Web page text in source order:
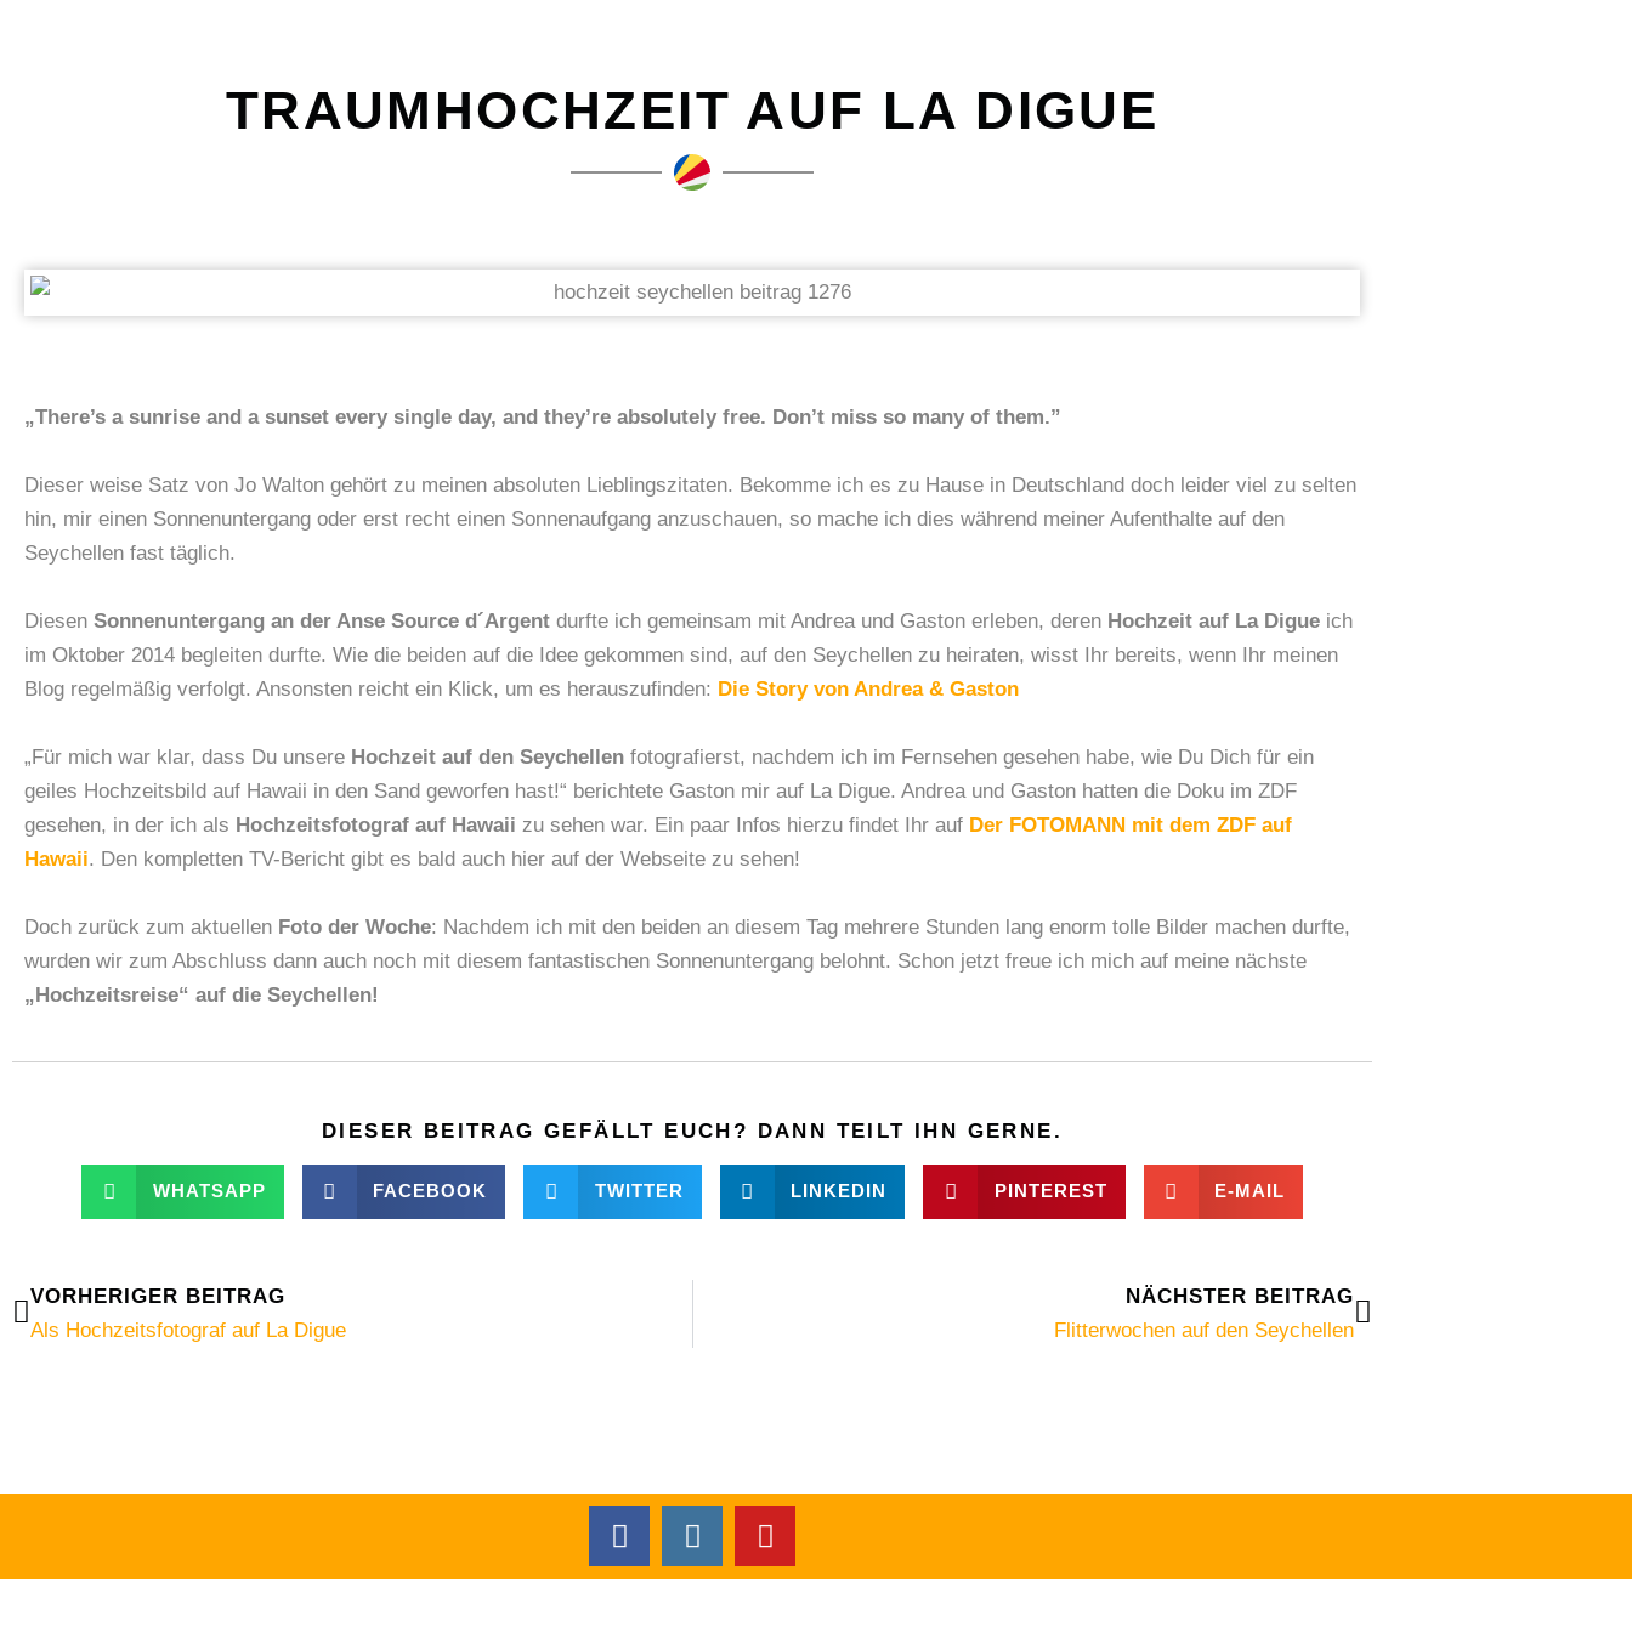
TRAUMHOCHZEIT AUF LA DIGUE
„There’s a sunrise and a sunset every single day, and they’re absolutely free. Don’t miss so many of them.”
Dieser weise Satz von Jo Walton gehört zu meinen absoluten Lieblingszitaten. Bekomme ich es zu Hause in Deutschland doch leider viel zu selten
hin, mir einen Sonnenuntergang oder erst recht einen Sonnenaufgang anzuschauen, so mache ich dies während meiner Aufenthalte auf den
Seychellen fast täglich.
Diesen Sonnenuntergang an der Anse Source d´Argent durfte ich gemeinsam mit Andrea und Gaston erleben, deren Hochzeit auf La Digue ich
im Oktober 2014 begleiten durfte. Wie die beiden auf die Idee gekommen sind, auf den Seychellen zu heiraten, wisst Ihr bereits, wenn Ihr meinen
Blog regelmäßig verfolgt. Ansonsten reicht ein Klick, um es herauszufinden: Die Story von Andrea & Gaston
„Für mich war klar, dass Du unsere Hochzeit auf den Seychellen fotografierst, nachdem ich im Fernsehen gesehen habe, wie Du Dich für ein
geiles Hochzeitsbild auf Hawaii in den Sand geworfen hast!“ berichtete Gaston mir auf La Digue. Andrea und Gaston hatten die Doku im ZDF
gesehen, in der ich als Hochzeitsfotograf auf Hawaii zu sehen war. Ein paar Infos hierzu findet Ihr auf Der FOTOMANN mit dem ZDF auf
Hawaii. Den kompletten TV-Bericht gibt es bald auch hier auf der Webseite zu sehen!
Doch zurück zum aktuellen Foto der Woche: Nachdem ich mit den beiden an diesem Tag mehrere Stunden lang enorm tolle Bilder machen durfte,
wurden wir zum Abschluss dann auch noch mit diesem fantastischen Sonnenuntergang belohnt. Schon jetzt freue ich mich auf meine nächste
„Hochzeitsreise“ auf die Seychellen!
DIESER BEITRAG GEFÄLLT EUCH? DANN TEILT IHN GERNE.
WHATSAPP FACEBOOK TWITTER LINKEDIN PINTEREST E-MAIL
Zurück
VORHERIGER BEITRAG
Als Hochzeitsfotograf auf La Digue
NÄCHSTER BEITRAG
Flitterwochen auf den Seychellen
Nächster
F
a
c
I
n
s
Y
o
u